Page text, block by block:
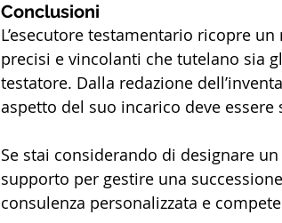
Conclusioni
L’esecutore testamentario ricopre
precisi e vincolanti che tutelano sia
testatore. Dalla redazione
aspetto del suo incarico deve
Se stai considerando di designare
supporto per gestire una
consulenza personalizzata e